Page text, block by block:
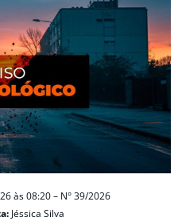
às 08:20 – N° 39/2026
Jéssica Silva